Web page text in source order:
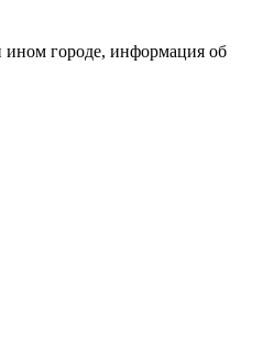
ином городе, информация об